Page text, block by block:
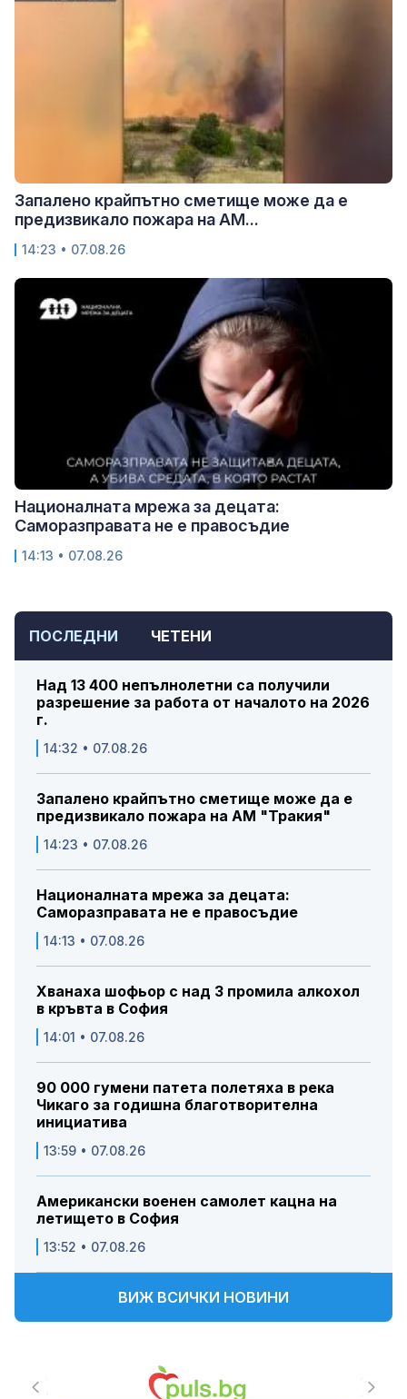
ПОСЛЕДНИ ЧЕТЕНИ
Над 13 400 непълнолетни са получили
разрешение за работа от началото на 2026
г.
14:32 • 07.08.26
Запалено крайпътно сметище може да е
предизвикало пожара на АМ "Тракия"
14:23 • 07.08.26
Националната мрежа за децата:
Саморазправата не е правосъдие
14:13 • 07.08.26
Хванаха шофьор с над 3 промила алкохол
в кръвта в София
14:01 • 07.08.26
90 000 гумени патета полетяха в река
Чикаго за годишна благотворителна
инициатива
13:59 • 07.08.26
Американски военен самолет кацна на
летището в София
13:52 • 07.08.26
ВИЖ ВСИЧКИ НОВИНИ
Запалено крайпътно сметище може да е
предизвикало пожара на АМ...
14:23 • 07.08.26
Националната мрежа за децата:
Саморазправата не е правосъдие
14:13 • 07.08.26